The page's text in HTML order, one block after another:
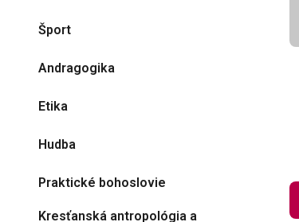
Šport
Andragogika
Etika
Hudba
Praktické bohoslovie
Kresťanská antropológia a